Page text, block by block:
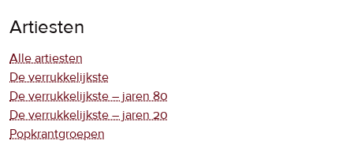
Artiesten
Alle artiesten
De verrukkelijkste
De verrukkelijkste – jaren 80
De verrukkelijkste – jaren 20
Popkrantgroepen